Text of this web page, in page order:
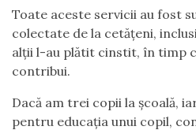
Toate aceste servicii au fost
colectate de la cetățeni,
alții l-au plătit cinstit, în timp
contribui.
Dacă am trei copii la școală,
pentru educația unui copil,